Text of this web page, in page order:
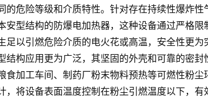
的危险等级和介质特性。针对存在持续性爆炸
安型结构的防爆电加热器，这种设备通过严格
足以引燃危险介质的电火花或高温，安全性更
结构应用更为广泛，其坚固的外壳和可靠的密
食加工车间、制药厂粉末物料预热等可燃性粉
，将设备表面温度控制在粉尘引燃温度以下，有